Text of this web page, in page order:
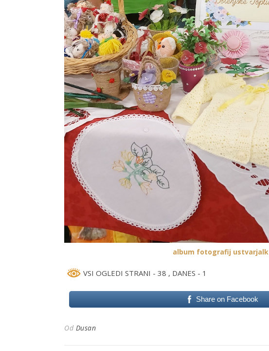
album fotografij ustvarjalk
VSI OGLEDI STRANI - 38 , DANES - 1
Share on Facebook
Od Dusan